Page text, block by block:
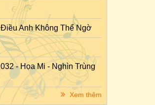
Anh Không Thể Ngờ
- Họa Mi - Nghìn Trùng
Xem thêm